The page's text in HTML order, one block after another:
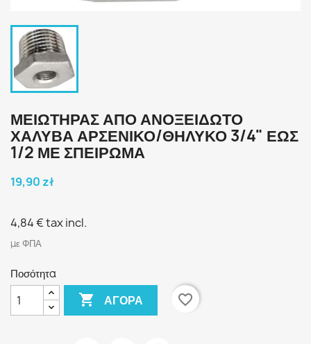
ΜΕΙΩΤΉΡΑΣ ΑΠΌ ΑΝΟΞΕΊΔΩΤΟ
ΧΆΛΥΒΑ ΑΡΣΕΝΙΚΌ/ΘΗΛΥΚΌ 3/4" ΈΩΣ
1/2 ΜΕ ΣΠΕΊΡΩΜΑ
19,90 zł
4,84 €tax incl.
με ΦΠΑ
Ποσότητα
 ΑΓΟΡΆ favorite_border